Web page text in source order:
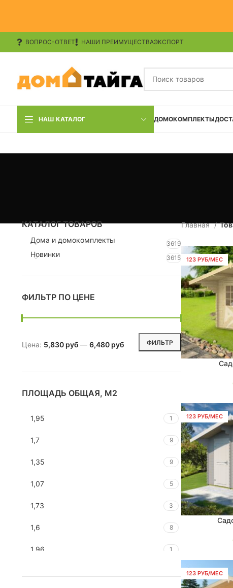
ВОПРОС-ОТВЕТ НАШИ ПРЕИМУЩЕСТВАЭКСПОРТ
НАШ КАТАЛОГ ДОМОКОМПЛЕКТЫ
КАТАЛОГ ТОВАРОВ
Дома и домокомплекты 3619
Новинки 3615
ФИЛЬТР ПО ЦЕНЕ
ФИЛЬТР
Цена: 5,830 руб— 6,480 руб
ПЛОЩАДЬ ОБЩАЯ, М2
1,95 1
1,7 9
1,35 9
1,07 5
1,73 3
1,6 8
1,96 1
Главная
123 РУБ/МЕС
В КОРЗИНУ
123 РУБ/МЕС
В КОРЗИНУ
123 РУБ/МЕС